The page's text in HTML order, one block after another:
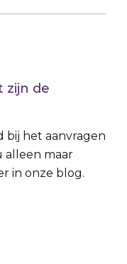
zijn de
bij het aanvragen
alleen maar
in onze blog.